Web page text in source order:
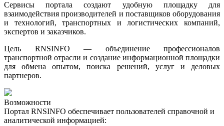
Сервисы портала создают удобную площадку для
взаимодействия производителей и поставщиков оборудования
и технологий, транспортных и логистических компаний,
экспертов и заказчиков.
Цель RNSINFO — объединение профессионалов
транспортной отрасли и создание информационной площадки
для обмена опытом, поиска решений, услуг и деловых
партнеров.
Возможности
Портал RNSINFO обеспечивает пользователей справочной и
аналитической информацией: